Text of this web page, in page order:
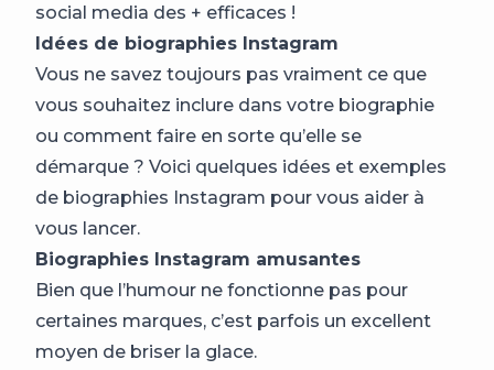
social media des + efficaces !
Idées de biographies Instagram
Vous ne savez toujours pas vraiment ce que
vous souhaitez inclure dans votre biographie
ou comment faire en sorte qu’elle se
démarque ? Voici quelques idées et exemples
de biographies Instagram pour vous aider à
vous lancer.
Biographies Instagram amusantes
Bien que l’humour ne fonctionne pas pour
certaines marques, c’est parfois un excellent
moyen de briser la glace.